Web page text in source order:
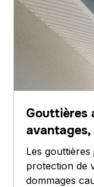
Gouttières
Les
protection de
dommages